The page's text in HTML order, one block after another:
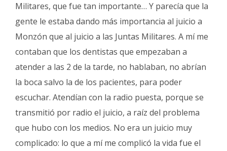
Militares, que fue tan importante… Y parecía que la
gente le estaba dando más importancia al juicio a
Monzón que al juicio a las Juntas Militares. A mí me
contaban que los dentistas que empezaban a
atender a las 2 de la tarde, no hablaban, no abrían
la boca salvo la de los pacientes, para poder
escuchar. Atendían con la radio puesta, porque se
transmitió por radio el juicio, a raíz del problema
que hubo con los medios. No era un juicio muy
complicado: lo que a mí me complicó la vida fue el